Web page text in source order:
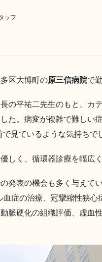
ッフ
区大博町の原三信病院で
の平祐二先生のもと、カ
た。病変が複雑で難しい
見ているような気持ちで
しく、循環器診療を幅広
発表の機会も多く与えて
症の治療、冠攣縮性狭心
脈硬化の組織評価、虚血